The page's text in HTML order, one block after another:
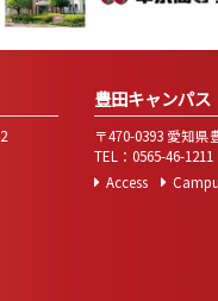
豊田キャンパス
〒470-0393 愛知県
TEL：0565-46-1211
Access